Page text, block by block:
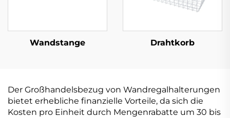
Wandstange Drahtkorb
Der Großhandelsbezug von Wandregalhalterungen
bietet erhebliche finanzielle Vorteile, da sich die
Kosten pro Einheit durch Mengenrabatte um 30 bis